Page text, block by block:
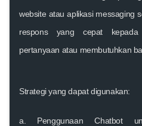
website atau aplikasi messaging
respons yang cepat
pertanyaan atau membutuhkan
Strategi yang dapat digunakan:
a. Penggunaan Chatbot